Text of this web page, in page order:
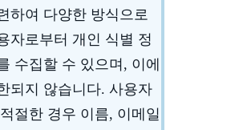
하여 다양한 방식으로
자로부터 개인 식별 정
수집할 수 있으며, 이에
되지 않습니다. 사용자
절한 경우 이름, 이메일